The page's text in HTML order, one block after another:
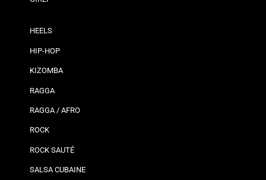
HEELS
HIP-HOP
KIZOMBA
RAGGA
RAGGA / AFRO
ROCK
ROCK SAUTÉ
SALSA CUBAINE